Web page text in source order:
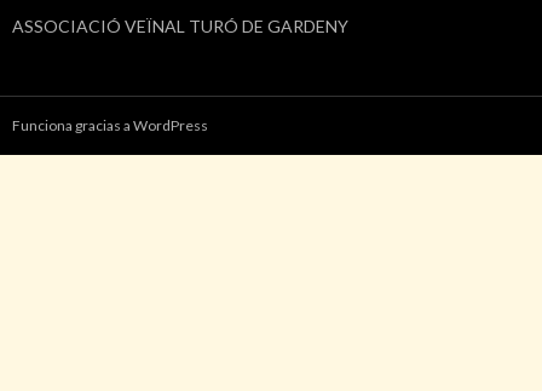
ASSOCIACIÓ VEÏNAL TURÓ DE GARDENY
Funciona gracias a WordPress